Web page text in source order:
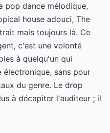
pop dance mélodique,
house adouci, The
mais toujours là. Ce
c'est une volonté
à quelqu'un qui
électronique, sans pour
du genre. Le drop
à décapiter l'auditeur ; il